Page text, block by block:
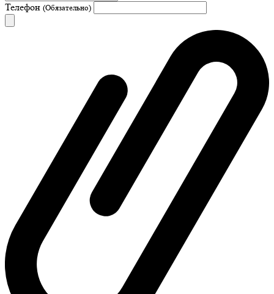
Телефон (Обязательно)